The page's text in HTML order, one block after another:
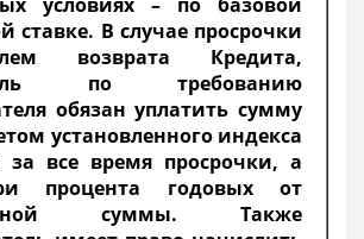
условиях – по базовой
ставке. В случае просрочки
возврата Кредита,
по требованию
обязан уплатить сумму
установленного индекса
все время просрочки, а
процента годовых от
суммы. Также